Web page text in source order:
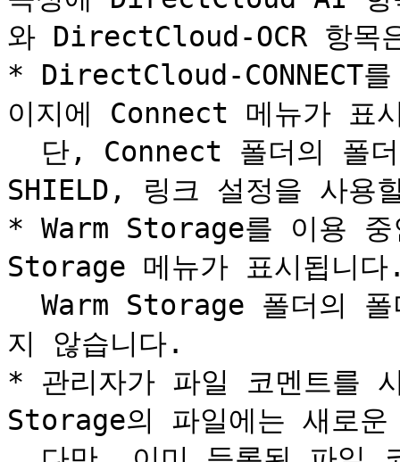
와 DirectCloud-OCR 항목
* DirectCloud-CONNECT
이지에 Connect 메뉴가 표
SHIELD, 링크 설정을 사용
* Warm Storage를 이용 중
Storage 메뉴가 표시됩니
지 않습니다.
* 관리자가 파일 코멘트를
Storage의 파일에는 새로